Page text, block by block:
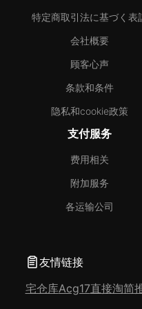
特定商取引法に基づく表
会社概要
顾客心声
条款和条件
隐私和cookie政策
支付服务
费用相关
附加服务
各运输公司
友情链接
宅仓库Acg17直接淘简